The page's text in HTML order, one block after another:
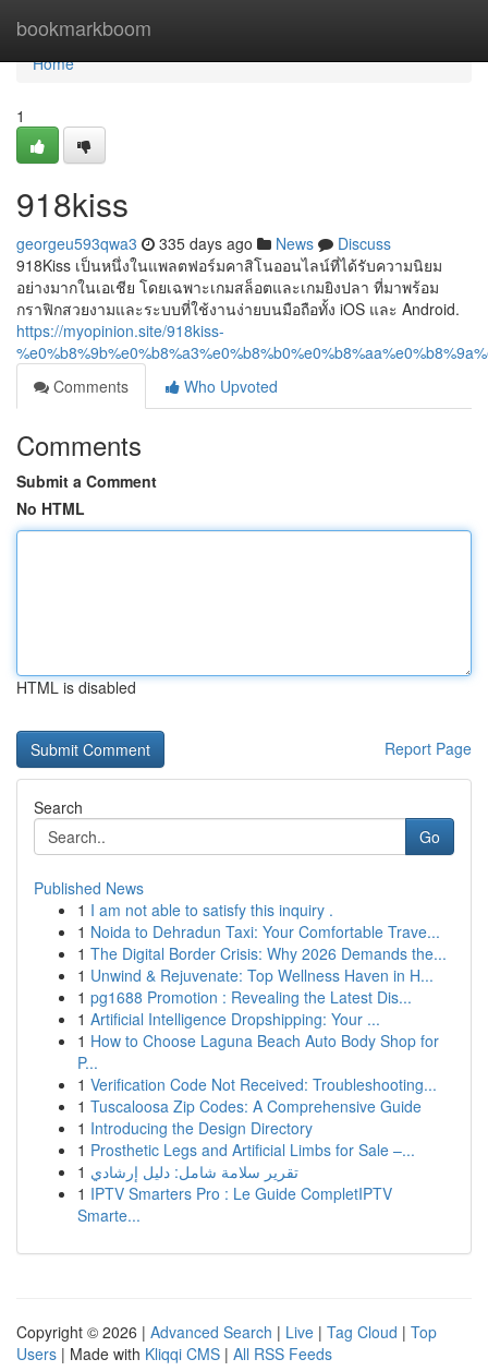
bookmarkboom
Home
Home
1
918kiss
georgeu593qwa3 335 days ago News
Discuss
918Kiss เป็นหนึ่งในแพลตฟอร์มคาสิโนออนไลน์ที่ได้รับความนิยม
อย่างมากในเอเชีย โดยเฉพาะเกมสล็อตและเกมยิงปลา ที่มาพร้อม
กราฟิกสวยงามและระบบที่ใช้งานง่ายบนมือถือทั้ง iOS และ Android.
https://myopinion.site/918kiss-
Comments
Who Upvoted
Comments
Submit a Comment
No HTML
HTML is disabled
Report Page
Search
Go
Published News
1 I am not able to satisfy this inquiry .
1 Noida to Dehradun Taxi: Your Comfortable Trave...
1 The Digital Border Crisis: Why 2026 Demands the...
1 Unwind & Rejuvenate: Top Wellness Haven in H...
1 pg1688 Promotion : Revealing the Latest Dis...
1 Artificial Intelligence Dropshipping: Your ...
1 How to Choose Laguna Beach Auto Body Shop for
P...
1 Verification Code Not Received: Troubleshooting...
1 Tuscaloosa Zip Codes: A Comprehensive Guide
1 Introducing the Design Directory
1 Prosthetic Legs and Artificial Limbs for Sale –...
1 تقرير سلامة شامل: دليل إرشادي
1 IPTV Smarters Pro : Le Guide CompletIPTV
Smarte...
Copyright © 2026 | Advanced Search | Live | Tag Cloud | Top
Users | Made with Kliqqi CMS | All RSS Feeds